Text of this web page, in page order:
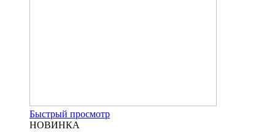
Быстрый просмотр
НОВИНКА